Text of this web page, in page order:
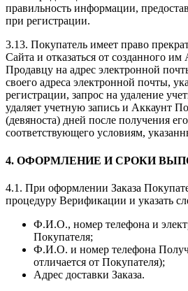
правильность информации,
при регистрации.
3.13. Покупатель имеет право
Сайта и отказаться от созданного
Продавцу на адрес электронной
своего адреса электронной почты,
регистрации, запрос на удаление
удаляет учетную запись и Аккаунт
(девяноста) дней после получения
соответствующего условиям,
4. ОФОРМЛЕНИЕ И СРОКИ
4.1. При оформлении Заказа
процедуру Верификации и указать
Ф.И.О., номер телефона и
Покупателя;
Ф.И.О. и номер телефона
отличается от Покупателя);
Адрес доставки Заказа.